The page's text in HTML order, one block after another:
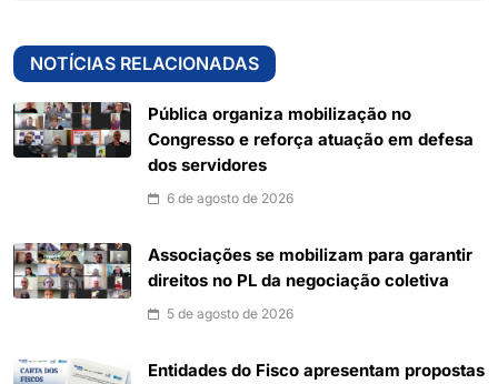
NOTÍCIAS RELACIONADAS
Pública organiza mobilização no
Congresso e reforça atuação em defesa
dos servidores
6 de agosto de 2026
Associações se mobilizam para garantir
direitos no PL da negociação coletiva
5 de agosto de 2026
Entidades do Fisco apresentam propostas